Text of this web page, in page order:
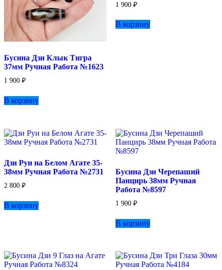
Бусина Дзи Клык Тигра
37мм Ручная Работа №1623
1 900 ₽
В корзину
1 900 ₽
В корзину
Дзи Руи на Белом Агате 35-
38мм Ручная Работа №2731
2 800 ₽
В корзину
Бусина Дзи Черепаший
Панцирь 38мм Ручная
Работа №8597
1 900 ₽
В корзину